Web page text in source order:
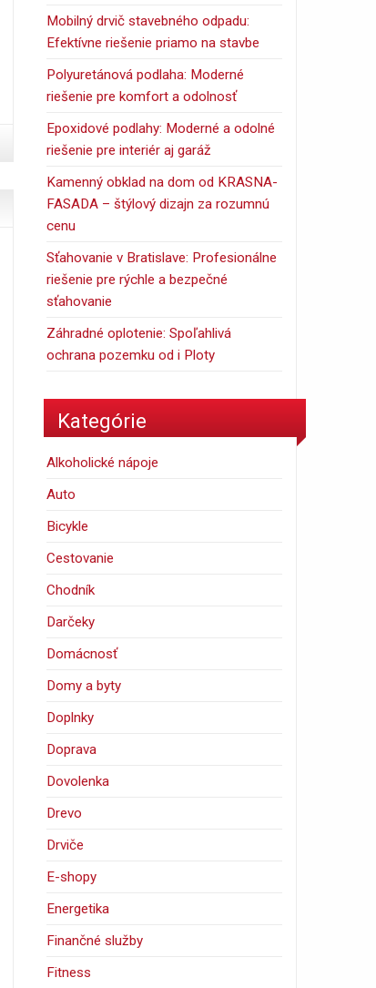
Mobilný drvič stavebného odpadu:
Efektívne riešenie priamo na stavbe
Polyuretánová podlaha: Moderné
riešenie pre komfort a odolnosť
Epoxidové podlahy: Moderné a odolné
riešenie pre interiér aj garáž
Kamenný obklad na dom od KRASNA-
FASADA – štýlový dizajn za rozumnú
cenu
Sťahovanie v Bratislave: Profesionálne
riešenie pre rýchle a bezpečné
sťahovanie
Záhradné oplotenie: Spoľahlivá
ochrana pozemku od i Ploty
Kategórie
Alkoholické nápoje
Auto
Bicykle
Cestovanie
Chodník
Darčeky
Domácnosť
Domy a byty
Doplnky
Doprava
Dovolenka
Drevo
Drviče
E-shopy
Energetika
Finančné služby
Fitness